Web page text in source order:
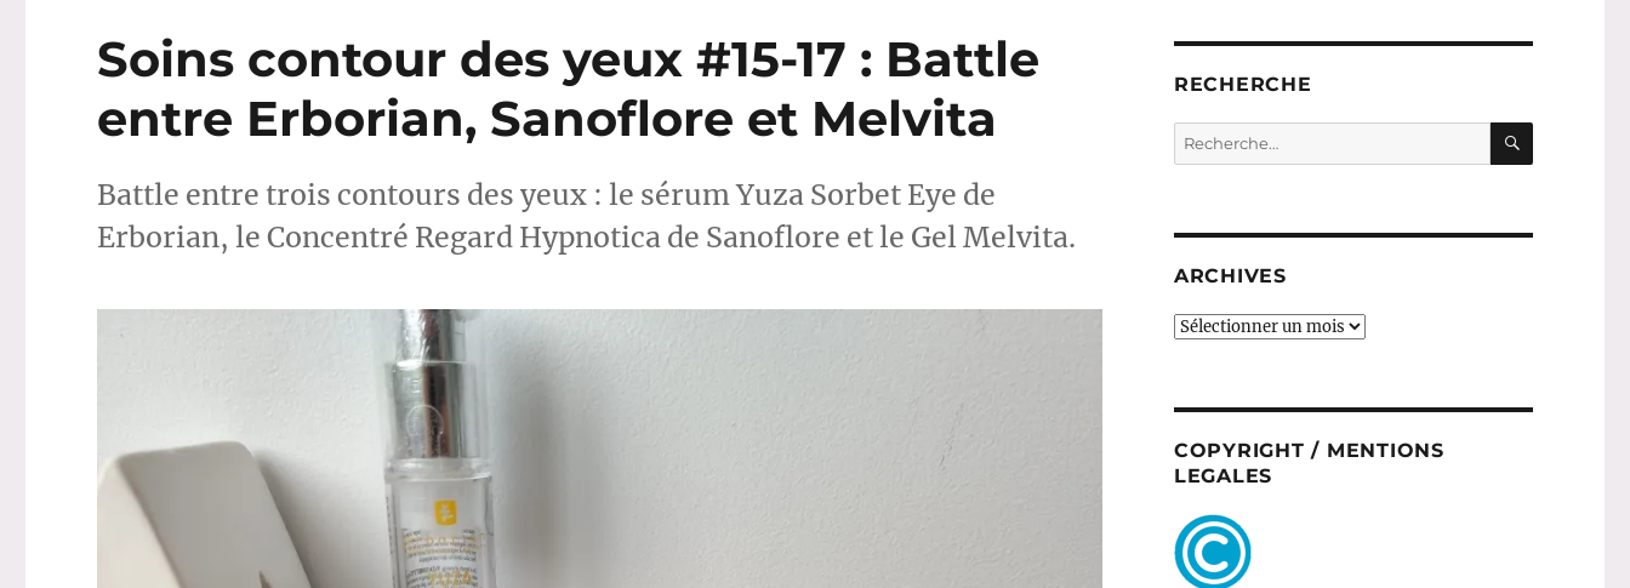
travail
Soins contour des yeux #15-17 : Battle
entre Erborian, Sanoflore et Melvita
Battle entre trois contours des yeux : le sérum Yuza Sorbet Eye de
Erborian, le Concentré Regard Hypnotica de Sanoflore et le Gel Melvita.
RECHERCHE
Recherche
pour :
ARCHIVES
ARCHIVES
COPYRIGHT / MENTIONS
LEGALES